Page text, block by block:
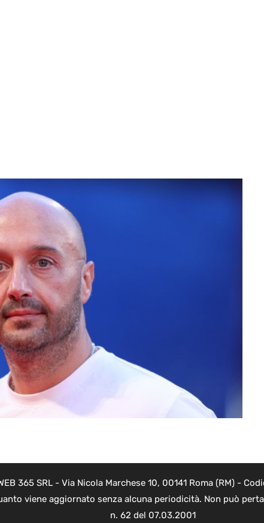
365 SRL - Via Nicola Marchese 10, 00141 Roma (RM) -
viene aggiornato senza alcuna periodicità. Non può
n. 62 del 07.03.2001